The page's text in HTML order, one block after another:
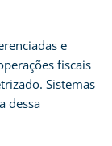
e
fiscais
Sistemas
dessa